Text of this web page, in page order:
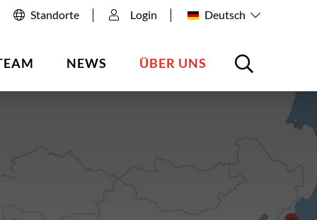
Standorte Login Deutsch
NEWS ÜBER UNS